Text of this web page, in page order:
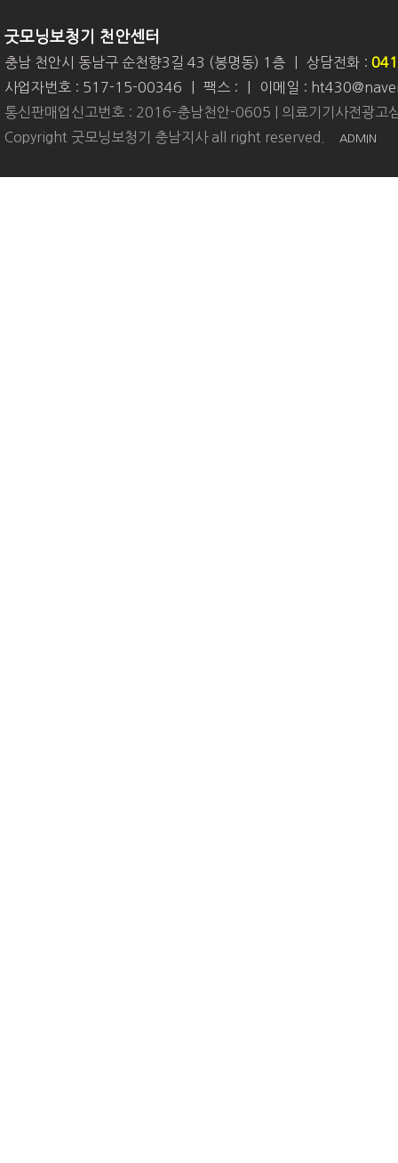
굿모닝보청기 천안센터
충남 천안시 동남구 순천향3길 43 (봉명동) 1층 상담전화 :
사업자번호 : 517-15-00346
팩스 :
이메일 :
통신판매업신고번호 : 2016-충남천안-0605 | 의료기기사전광고
Copyright 굿모닝보청기 충남지사 all right reserved.
ADMIN